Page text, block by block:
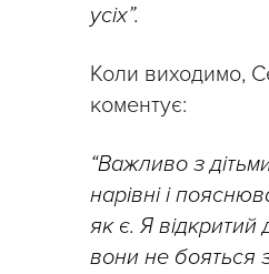
усіх”.
Коли виходимо,
коментує:
“Важливо з
нарівні і
як є. Я відкритий
вони не бояться